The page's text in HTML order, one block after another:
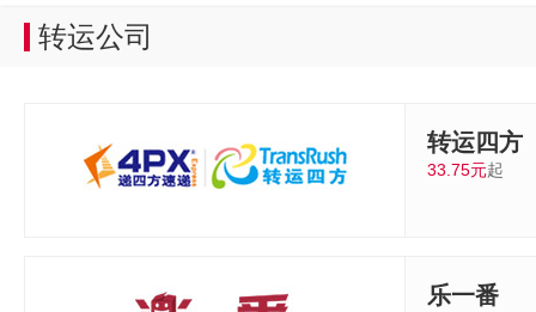
转运公司
转运四方
33.75元起
乐一番